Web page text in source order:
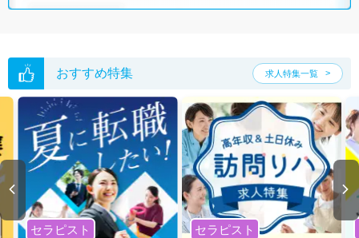
グした上で求人をご提案いたします。
転職支援の他、情報収集や募集状況の確認も、お気軽にご相談くださ
い。
おすすめ特集 求人特集一覧
セラピスト セラピスト